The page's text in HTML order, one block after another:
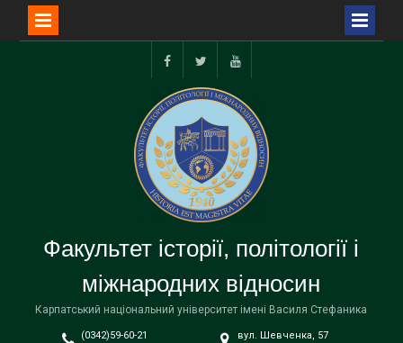
facebooktwitter youtube
Факультет історії, політології і
міжнародних відносин
Карпатський національний університет імені Василя Стефаника
(0342)59-60-21
вул. Шевченка, 57